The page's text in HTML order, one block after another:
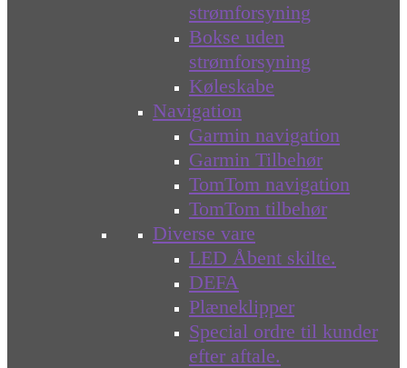
strømforsyning
Bokse uden
strømforsyning
Køleskabe
Navigation
Garmin navigation
Garmin Tilbehør
TomTom navigation
TomTom tilbehør
Diverse vare
LED Åbent skilte.
DEFA
Plæneklipper
Special ordre til kunder
efter aftale.